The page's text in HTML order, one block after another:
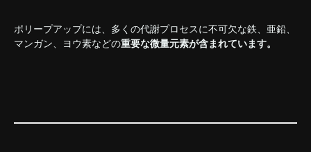
ポリープアップには、 多くの代謝プロセスに不可欠な鉄、亜鉛、
マンガン、ヨウ素などの重要な微量元素が含まれています。